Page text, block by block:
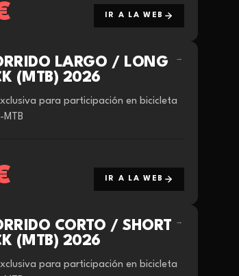
IR A LA WEB
LARGO / LONG
(MTB) 2026
→
para participación en bicicleta
MTB
IR A LA WEB
CORTO / SHORT
(MTB) 2026
→
para participación en bicicleta